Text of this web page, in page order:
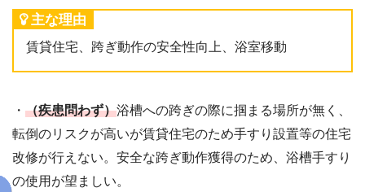
主な理由
賃貸住宅、跨ぎ動作の安全性向上、浴室移動
・ （疾患問わず）浴槽への跨ぎの際に掴まる場所が無く、
転倒のリスクが高いが賃貸住宅のため手すり設置等の住宅
改修が行えない。安全な跨ぎ動作獲得のため、浴槽手すり
の使用が望ましい。